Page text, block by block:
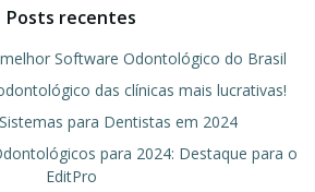
Posts recentes
Software Odontológico do Brasil
das clínicas mais lucrativas!
para Dentistas em 2024
para 2024: Destaque para o
EditPro